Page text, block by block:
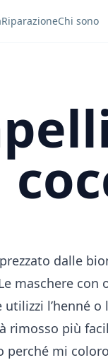
RiparazioneChi sono
dalle
maschere con
l’henné o
rimosso più
mi coloro